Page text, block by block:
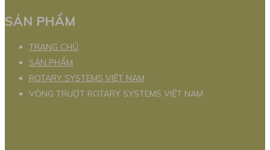
SẢN PHẨM
TRANG CHỦ
SẢN PHẨM
ROTARY SYSTEMS VIỆT NAM
VÒNG TRƯỢT ROTARY SYSTEMS VIỆT NAM